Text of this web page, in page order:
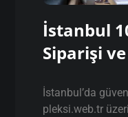
İstanbul
Siparişi
İstanbul’da
pleksi.web.tr